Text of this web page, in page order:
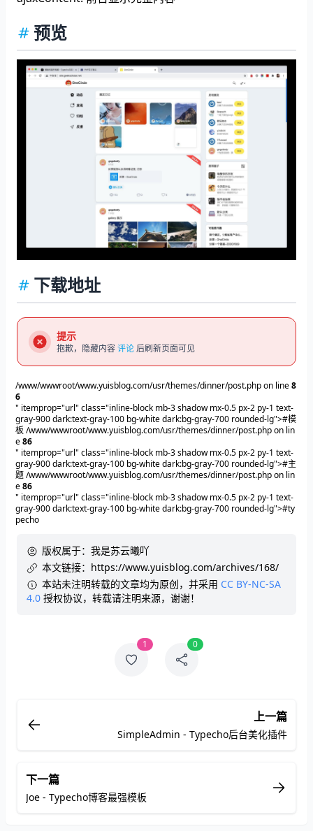
预览
下载地址
提示
抱歉，隐藏内容评论后刷新页面可见
/www/wwwroot/www.yuisblog.com/usr/themes/dinner/post.php on line8
6
" itemprop="url" class="inline-block mb-3 shadow mx-0.5 px-2 py-1 text-
gray-900 dark:text-gray-100 bg-white dark:bg-gray-700 rounded-lg">#模
板 /www/wwwroot/www.yuisblog.com/usr/themes/dinner/post.php on lin
e86
" itemprop="url" class="inline-block mb-3 shadow mx-0.5 px-2 py-1 text-
gray-900 dark:text-gray-100 bg-white dark:bg-gray-700 rounded-lg">#主
题/www/wwwroot/www.yuisblog.com/usr/themes/dinner/post.php on lin
e86
" itemprop="url" class="inline-block mb-3 shadow mx-0.5 px-2 py-1 text-
gray-900 dark:text-gray-100 bg-white dark:bg-gray-700 rounded-lg">#ty
pecho
版权属于： 我是苏云曦吖
本文链接： https://www.yuisblog.com/archives/168/
本站未注明转载的文章均为原创，并采用 CC BY-NC-SA
4.0 授权协议，转载请注明来源，谢谢！
1 0
上一篇
SimpleAdmin - Typecho后台美化插件
下一篇
Joe - Typecho博客最强模板